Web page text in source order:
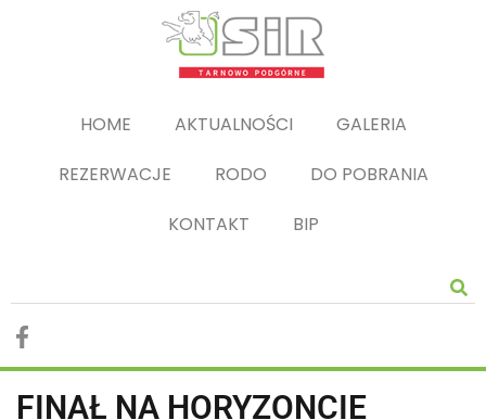
HOME AKTUALNOŚCI
GALERIA
REZERWACJE
RODO
DO POBRANIA
KONTAKT
BIP
FINAŁ NA HORYZONCIE